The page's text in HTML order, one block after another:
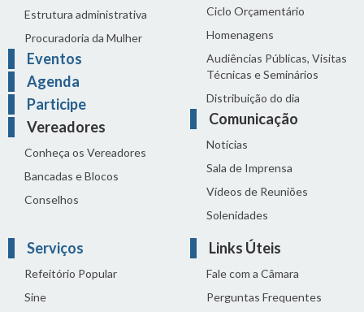
Estrutura administrativa
Procuradoria da Mulher
Eventos
Agenda
Participe
Vereadores
Conheça os Vereadores
Bancadas e Blocos
Conselhos
Ciclo Orçamentário
Homenagens
Audiências Públicas, Visitas
Técnicas e Seminários
Distribuição do dia
Comunicação
Notícias
Sala de Imprensa
Vídeos de Reuniões
Solenidades
Serviços
Refeitório Popular
Sine
Links Úteis
Fale com a Câmara
Perguntas Frequentes